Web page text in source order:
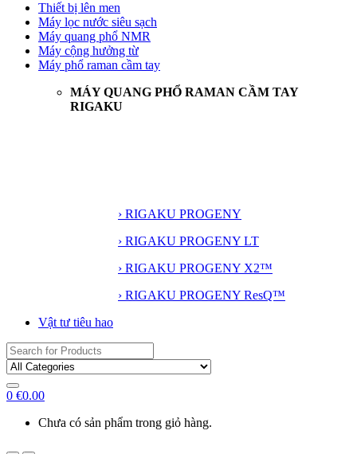
Thiết bị lên men
Máy lọc nước siêu sạch
Máy quang phổ NMR
Máy cộng hưởng từ
Máy phổ raman cầm tay
MÁY QUANG PHỔ RAMAN CẦM TAY
RIGAKU
› RIGAKU PROGENY
› RIGAKU PROGENY LT
› RIGAKU PROGENY X2™
› RIGAKU PROGENY ResQ™
Vật tư tiêu hao
Search
for:
0 €0.00
Chưa có sản phẩm trong giỏ hàng.